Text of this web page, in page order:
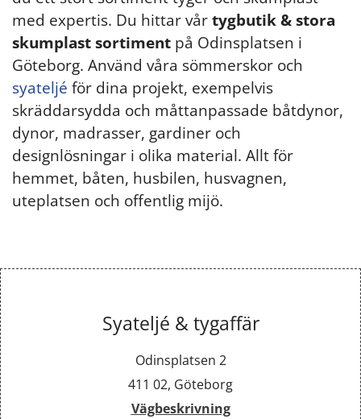
med expertis. Du hittar vårtygbutik & stora
skumplast sortiment på Odinsplatsen i
Göteborg. Använd våra sömmerskor och
syateljé för dina projekt, exempelvis
skräddarsydda och måttanpassade båtdynor,
dynor, madrasser, gardiner och
designlösningar i olika material. Allt för
hemmet, båten, husbilen, husvagnen,
uteplatsen och offentlig mijö.
Syateljé & tygaffär
Odinsplatsen 2
411 02, Göteborg
Vägbeskrivning